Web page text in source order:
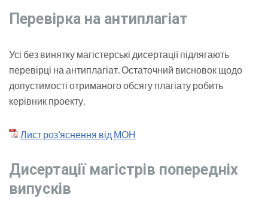
Перевірка на антиплагіат
Усі без винятку магістерські дисертації підлягають
перевірці на антиплагіат. Остаточний висновок щодо
допустимості отриманого обсягу плагіату робить
керівник проекту.
Лист роз’яснення від МОН
Дисертації магістрів попередніх
випусків